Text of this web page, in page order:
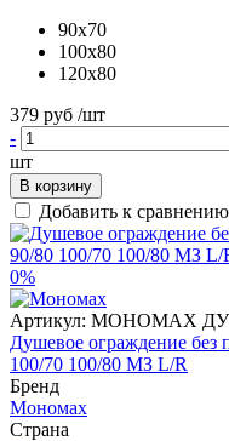
90x70
100x80
120x80
379 руб /шт
-
шт
В корзину
Добавить к сравнению
0%
Артикул: МОНОМАХ ДУ
Душевое ограждение
100/70 100/80 МЗ L/R
Бренд
Мономах
Страна